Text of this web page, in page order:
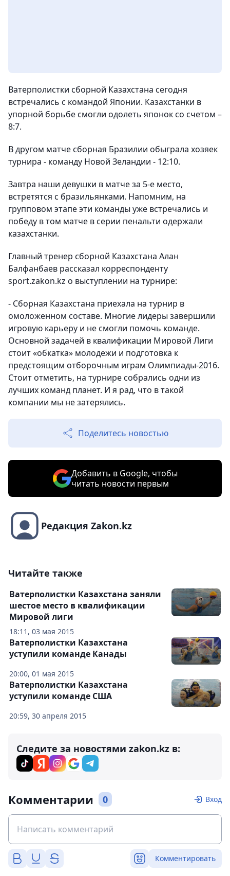
Ватерполистки сборной Казахстана сегодня
встречались с командой Японии. Казахстанки в
упорной борьбе смогли одолеть японок со счетом –
8:7.
В другом матче сборная Бразилии обыграла хозяек
турнира - команду Новой Зеландии - 12:10.
Завтра наши девушки в матче за 5-е место,
встретятся с бразильянками. Напомним, на
групповом этапе эти команды уже встречались и
победу в том матче в серии пенальти одержали
казахстанки.
Главный тренер сборной Казахстана Алан
Балфанбаев рассказал корреспонденту
sport.zakon.kz о выступлении на турнире:
- Сборная Казахстана приехала на турнир в
омоложенном составе. Многие лидеры завершили
игровую карьеру и не смогли помочь команде.
Основной задачей в квалификации Мировой Лиги
стоит «обкатка» молодежи и подготовка к
предстоящим отборочным играм Олимпиады-2016.
Стоит отметить, на турнире собрались одни из
лучших команд планет. И я рад, что в такой
компании мы не затерялись.
Поделитесь новостью
Добавить в Google, чтобы
читать новости первым
Редакция Zakon.kz
Читайте также
18:11, 03 мая 2015
Ватерполистки Казахстана заняли
шестое место в квалификации
Мировой лиги
20:00, 01 мая 2015
Ватерполистки Казахстана
уступили команде Канады
20:59, 30 апреля 2015
Ватерполистки Казахстана
уступили команде США
Следите за новостями zakon.kz в:
Комментарии 0 Вход
Комментировать